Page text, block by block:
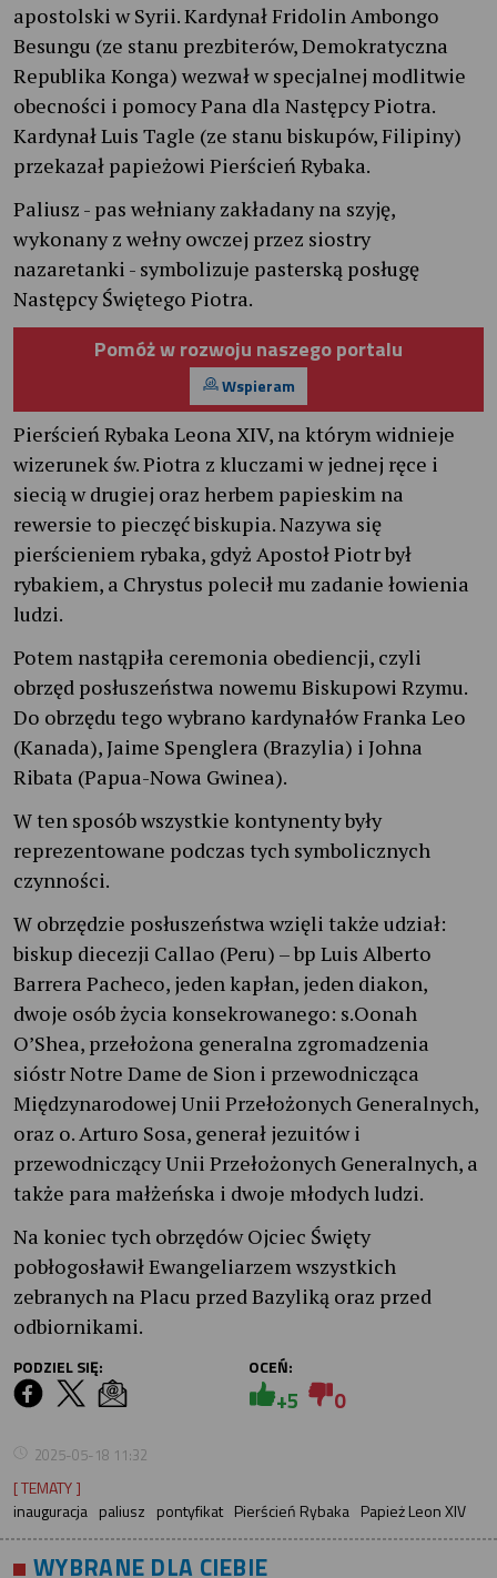
apostolski w Syrii. Kardynał Fridolin Ambongo
Besungu (ze stanu prezbiterów, Demokratyczna
Republika Konga) wezwał w specjalnej modlitwie
obecności i pomocy Pana dla Następcy Piotra.
Kardynał Luis Tagle (ze stanu biskupów, Filipiny)
przekazał papieżowi Pierścień Rybaka.
Paliusz - pas wełniany zakładany na szyję,
wykonany z wełny owczej przez siostry
nazaretanki - symbolizuje pasterską posługę
Następcy Świętego Piotra.
Pomóż w rozwoju naszego portalu
Wspieram
Pierścień Rybaka Leona XIV, na którym widnieje
wizerunek św. Piotra z kluczami w jednej ręce i
siecią w drugiej oraz herbem papieskim na
rewersie to pieczęć biskupia. Nazywa się
pierścieniem rybaka, gdyż Apostoł Piotr był
rybakiem, a Chrystus polecił mu zadanie łowienia
ludzi.
Potem nastąpiła ceremonia obediencji, czyli
obrzęd posłuszeństwa nowemu Biskupowi Rzymu.
Do obrzędu tego wybrano kardynałów Franka Leo
(Kanada), Jaime Spenglera (Brazylia) i Johna
Ribata (Papua-Nowa Gwinea).
W ten sposób wszystkie kontynenty były
reprezentowane podczas tych symbolicznych
czynności.
W obrzędzie posłuszeństwa wzięli także udział:
biskup diecezji Callao (Peru) – bp Luis Alberto
Barrera Pacheco, jeden kapłan, jeden diakon,
dwoje osób życia konsekrowanego: s.Oonah
O’Shea, przełożona generalna zgromadzenia
sióstr Notre Dame de Sion i przewodnicząca
Międzynarodowej Unii Przełożonych Generalnych,
oraz o. Arturo Sosa, generał jezuitów i
przewodniczący Unii Przełożonych Generalnych, a
także para małżeńska i dwoje młodych ludzi.
Na koniec tych obrzędów Ojciec Święty
pobłogosławił Ewangeliarzem wszystkich
zebranych na Placu przed Bazyliką oraz przed
odbiornikami.
PODZIEL SIĘ: OCEŃ:
+5 0
2025-05-18 11:32
[ TEMATY ]
inauguracja paliusz pontyfikat Pierścień Rybaka Papież Leon XIV
WYBRANE DLA CIEBIE